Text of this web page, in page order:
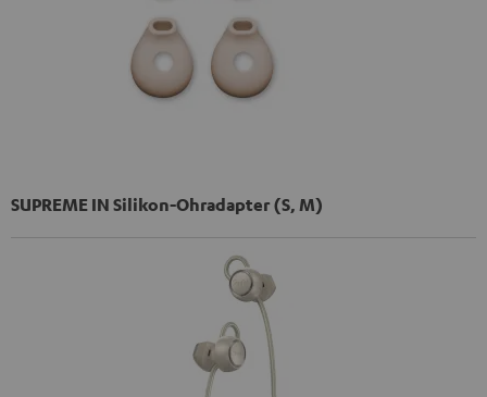
SUPREME IN Silikon-Ohradapter (S, M)